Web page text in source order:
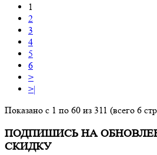
1
2
3
4
5
6
>
>|
Показано с 1 по 60 из 311 (всего 6
ПОДПИШИСЬ НА
СКИДКУ